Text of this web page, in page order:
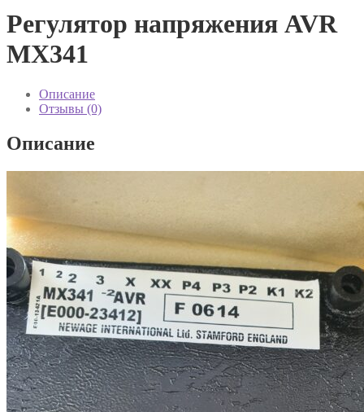
Регулятор напряжения AVR
MX341
Описание
Отзывы (0)
Описание